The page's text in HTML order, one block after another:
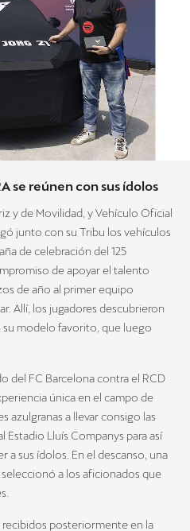
se reúnen con sus ídolos
y de Movilidad, y Vehículo Oficial
junto con su Tribu los vehículos
de celebración del 125
de apoyar el talento
de año al primer equipo
Allí, los jugadores descubrieron
su modelo favorito, que luego
del FC Barcelona contra el RCD
única en el campo de
azulgranas a llevar consigo las
Estadio Lluís Companys para así
sus ídolos. En el descanso, una
seleccionó a los aficionados que
recibidos posteriormente en la